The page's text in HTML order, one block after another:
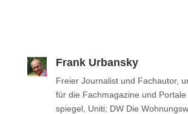
Frank Urbansky
Freier Jour­na­list und Fach­au­tor,
für die Fach­ma­ga­zine und
spie­gel, Uniti; DW Die